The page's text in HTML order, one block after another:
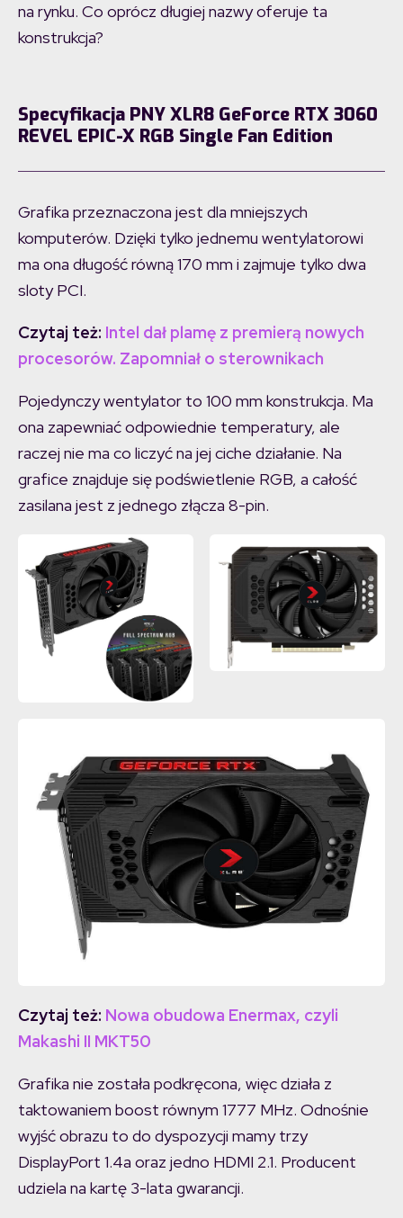
na rynku. Co oprócz długiej nazwy oferuje ta
konstrukcja?
Specyfikacja PNY XLR8 GeForce RTX 3060
REVEL EPIC-X RGB Single Fan Edition
Grafika przeznaczona jest dla mniejszych
komputerów. Dzięki tylko jednemu wentylatorowi
ma ona długość równą 170 mm i zajmuje tylko dwa
sloty PCI.
Czytaj też: Intel dał plamę z premierą nowych
procesorów. Zapomniał o sterownikach
Pojedynczy wentylator to 100 mm konstrukcja. Ma
ona zapewniać odpowiednie temperatury, ale
raczej nie ma co liczyć na jej ciche działanie. Na
grafice znajduje się podświetlenie RGB, a całość
zasilana jest z jednego złącza 8-pin.
Czytaj też: Nowa obudowa Enermax, czyli
Makashi II MKT50
Grafika nie została podkręcona, więc działa z
taktowaniem boost równym 1777 MHz. Odnośnie
wyjść obrazu to do dyspozycji mamy trzy
DisplayPort 1.4a oraz jedno HDMI 2.1. Producent
udziela na kartę 3-lata gwarancji.